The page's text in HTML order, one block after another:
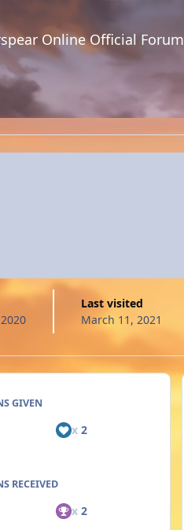
Online Official Forum
Last visited
March 11, 2021
GIVEN
x 2
RECEIVED
x 2